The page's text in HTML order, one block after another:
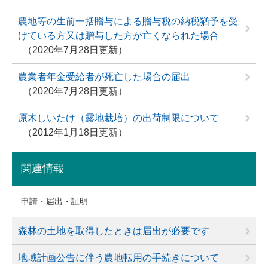
農地等の生前一括贈与による贈与税の納税猶予を受
けている方又は贈与した方が亡くなられた場合
2020年7月28日更新
農業者年金受給者が死亡した場合の届出
2020年7月28日更新
原木しいたけ（露地栽培）の出荷制限について
2012年1月18日更新
関連情報
申請・届出・証明
森林の土地を取得したときは届出が必要です
地域計画公告に伴う農地転用の手続きについて